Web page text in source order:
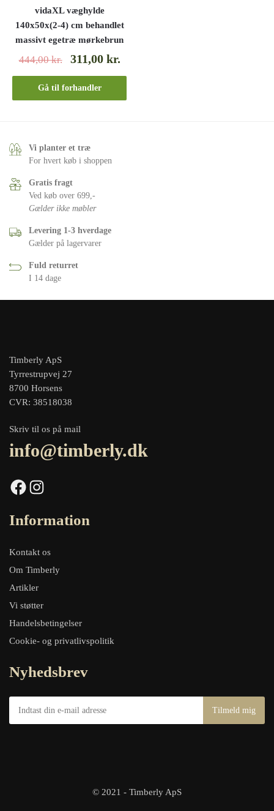
vidaXL væghylde
140x50x(2-4) cm behandlet
massivt egetræ mørkebrun
444,00kr. 311,00 kr.
Gå til forhandler
Vi planter et træ
For hvert køb i shoppen
Gratis fragt
Ved køb over 699,-
Gælder ikke møbler
Levering 1-3 hverdage
Gælder på lagervarer
Fuld returret
I 14 dage
Timberly ApS
Tyrrestrupvej 27
8700 Horsens
CVR: 38518038
Skriv til os på mail
info@timberly.dk
Facebook Instagram
Information
Kontakt os
Om Timberly
Artikler
Vi støtter
Handelsbetingelser
Cookie- og privatlivspolitik
Nyhedsbrev
© 2021 - Timberly ApS